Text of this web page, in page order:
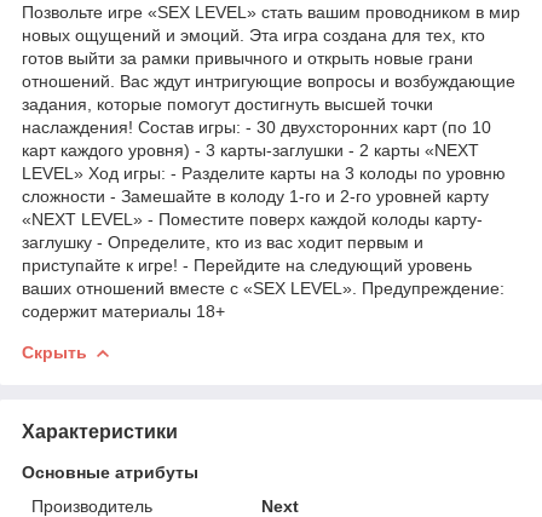
Позвольте игре «SEX LEVEL» стать вашим проводником в мир
новых ощущений и эмоций. Эта игра создана для тех, кто
готов выйти за рамки привычного и открыть новые грани
отношений. Вас ждут интригующие вопросы и возбуждающие
задания, которые помогут достигнуть высшей точки
наслаждения! Состав игры: - 30 двухсторонних карт (по 10
карт каждого уровня) - 3 карты-заглушки - 2 карты «NEXT
LEVEL» Ход игры: - Разделите карты на 3 колоды по уровню
сложности - Замешайте в колоду 1-го и 2-го уровней карту
«NEXT LEVEL» - Поместите поверх каждой колоды карту-
заглушку - Определите, кто из вас ходит первым и
приступайте к игре! - Перейдите на следующий уровень
ваших отношений вместе с «SEX LEVEL». Предупреждение:
содержит материалы 18+
Скрыть
Характеристики
Основные атрибуты
Производитель
Next